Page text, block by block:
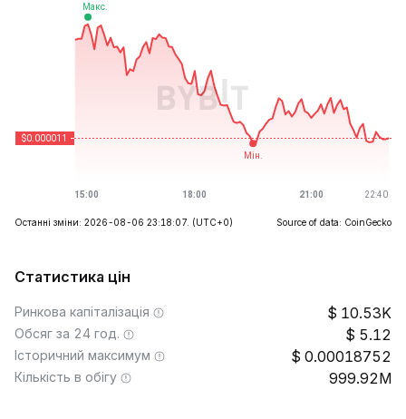
Останні зміни: 2026-08-06 23:18:07. (UTC+0) Source of data: CoinGecko
Статистика цін
Ринкова капіталізація 10.53K
Обсяг за 24 год. 5.12
Історичний максимум 0.00018752
Кількість в обігу 999.92M